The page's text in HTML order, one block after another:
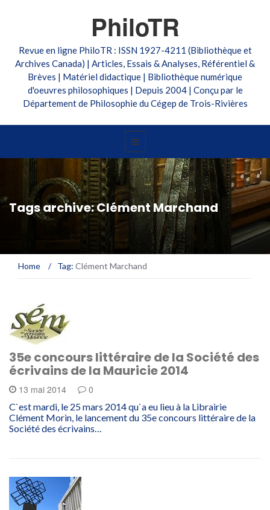
PhiloTR
Revue en ligne PhiloTR : ISSN 1927-4211 (Bibliothèque et
Archives Canada) | Articles, Essais & Analyses, Référentiel &
Brèves | Matériel didactique | Bibliothèque numérique
d'oeuvres philosophiques | Depuis 2004 | Conçu par le
Département de Philosophie du Cégep de Trois-Rivières
Tags archive: Clément Marchand
Home / Tag: Clément Marchand
35e concours littéraire de la Société des
écrivains de la Mauricie 2014
13 mai 2014 0
C`est mardi, le 25 mars 2014 qu`a eu lieu à la Librairie
Clément Morin, le lancement du 35e concours littéraire de la
Société des écrivains…